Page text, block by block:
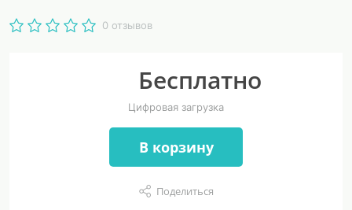
0 отзывов
Бесплатно
Цифровая загрузка
В корзину
Поделиться